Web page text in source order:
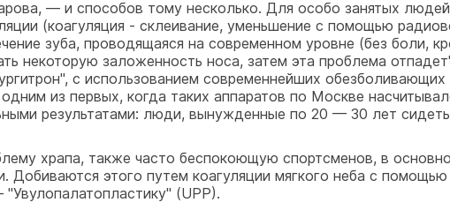
— и способов тому несколько. Для особо занятых
(коагуляция - склеивание, уменьшение с помощью
зуба, проводящаяся на современном уровне (без боли,
некоторую заложенность носа, затем эта проблема
с использованием современнейших
из первых, когда таких аппаратов по Москве
результатами: люди, вынужденные по 20 — 30 лет
храпа, также часто беспокоющую спортсменов, в
Добиваются этого путем коагуляции мягкого неба с
(UРР).